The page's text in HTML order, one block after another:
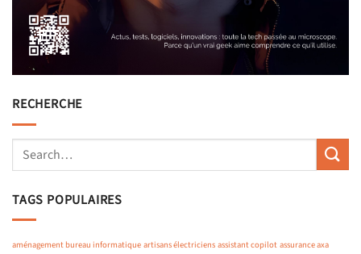
RECHERCHE
TAGS POPULAIRES
aménagement bureau informatique artisans électriciens assistant copilot assurance axa